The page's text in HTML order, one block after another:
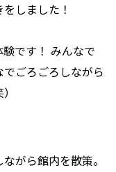
しました！
です！ みんなで
ごろごろしながら
がら館内を散策。